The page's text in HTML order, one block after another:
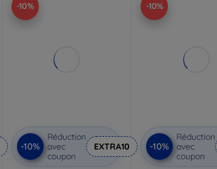
-10%
-10%
Réduction
avec
coupon
EXTRA10
-10%
-10%
Réduction
avec
coupon